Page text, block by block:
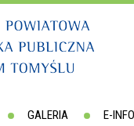
GALERIA E-